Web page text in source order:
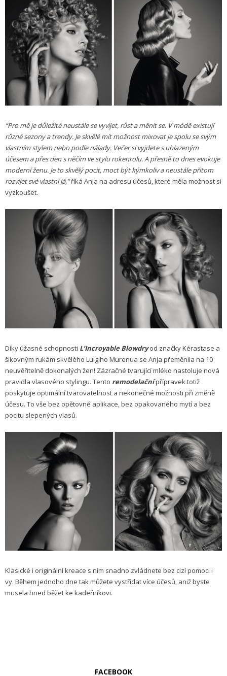
“Pro mě je důležité neustále se vyvíjet, růst a měnit se. V módě existují
různé sezony a trendy. Je skvělé mít možnost mixovat je spolu se svým
vlastním stylem nebo podle nálady. Večer si vyjdete s uhlazeným
účesem a přes den s něčím ve stylu rokenrolu. A přesně to dnes evokuje
moderní ženu. Je to skvělý pocit, moct být kýmkoliv a neustále přitom
rozvíjet své vlastní já,“říká Anja na adresu účesů, které měla možnost si
vyzkoušet.
Díky úžasné schopnosti L’Incroyable Blowdryod značky Kérastase a
šikovným rukám skvělého Luigiho Murenua se Anja přeměnila na 10
neuvěřitelně dokonalých žen! Zázračné tvarující mléko nastoluje nová
pravidla vlasového stylingu. Tento remodelačnípřípravek totiž
poskytuje optimální tvarovatelnost a nekonečné možnosti při změně
účesu. To vše bez opětovné aplikace, bez opakovaného mytí a bez
pocitu slepených vlasů.
Klasické i originální kreace s ním snadno zvládnete bez cizí pomoci i
vy. Během jednoho dne tak můžete vystřídat více účesů, aniž byste
musela hned běžet ke kadeřníkovi.
FACEBOOK